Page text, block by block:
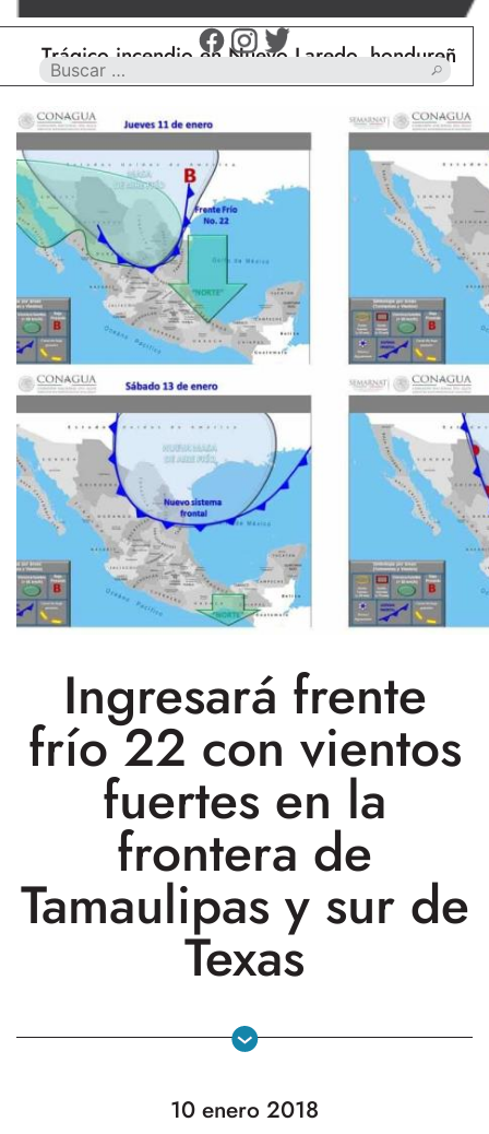
incendio en Nuevo Laredo, hondureño muere
Ingresará frente
frío 22 con vientos
fuertes en la
frontera de
Tamaulipas y sur de
Texas
10 enero 2018